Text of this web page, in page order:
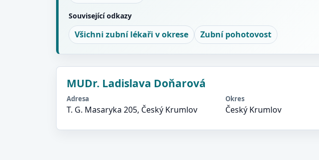
Související odkazy
Všichni zubní lékaři v okrese Zubní pohotovost
MUDr. Ladislava Doňarová
Adresa
T. G. Masaryka 205, Český Krumlov
Okres
Český Krumlov